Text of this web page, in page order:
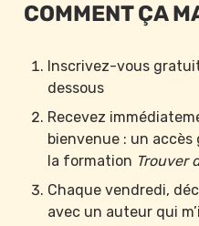
COMMENT ÇA
Inscrivez-vous
dessous
Recevez
bienvenue : un
la formation Trouver
Chaque vendredi,
avec un auteur qui